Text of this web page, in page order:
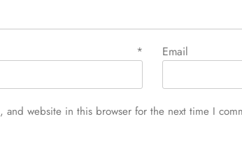
*
and website in this browser for the next time I